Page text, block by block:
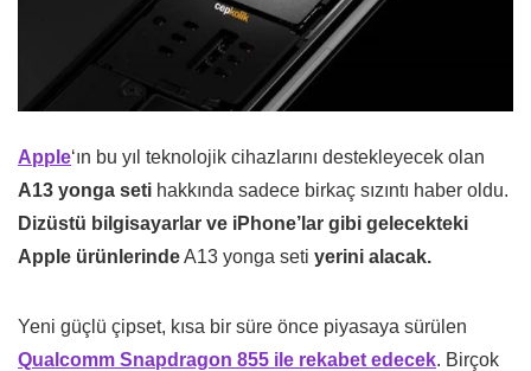
Apple‘ın bu yıl teknolojik cihazlarını destekleyecek olan
A13 yonga seti hakkında sadece birkaç sızıntı haber oldu.
Dizüstü bilgisayarlar ve iPhone’lar gibi gelecekteki
Apple ürünlerindeA13 yonga seti yerini alacak.
Yeni güçlü çipset, kısa bir süre önce piyasaya sürülen
Qualcomm Snapdragon 855 ile rekabet edecek. Birçok